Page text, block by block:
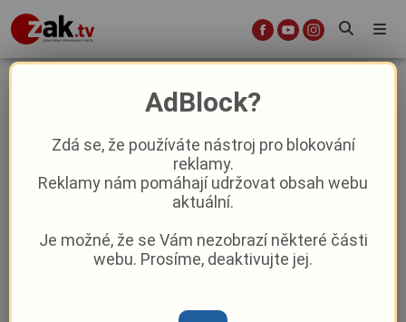
Řidič nákladního auta srazil při
couvání chodce, ten bojuje o život
18. 11. 2025| 12:20
AdBlock?
Zdá se, že používáte nástroj pro blokování
reklamy.
Reklamy nám pomáhají udržovat obsah webu
aktuální.
Je možné, že se Vám nezobrazí některé části
webu. Prosíme, deaktivujte jej.